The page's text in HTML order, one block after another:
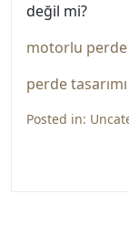
değil mi?
motorlu perde
perde tasarımı
Posted in: